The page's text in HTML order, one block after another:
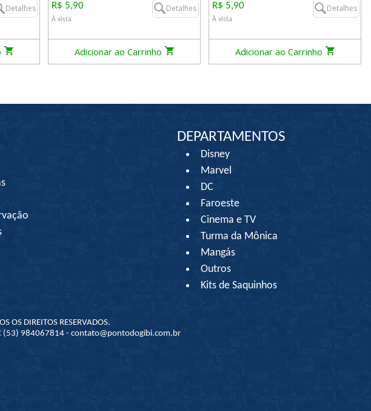
Detalhes R$ 5,90
À vista
Detalhes
Adicionar ao Carrinho
R$ 5,90
À vista
Detalhes
Adicionar ao Carrinho
DEPARTAMENTOS
Disney
Marvel
DC
Faroeste
Cinema e TV
Turma da Mônica
Mangás
Outros
Kits de Saquinhos
DIREITOS RESERVADOS.
(53) 984067814 - contato@pontodogibi.com.br